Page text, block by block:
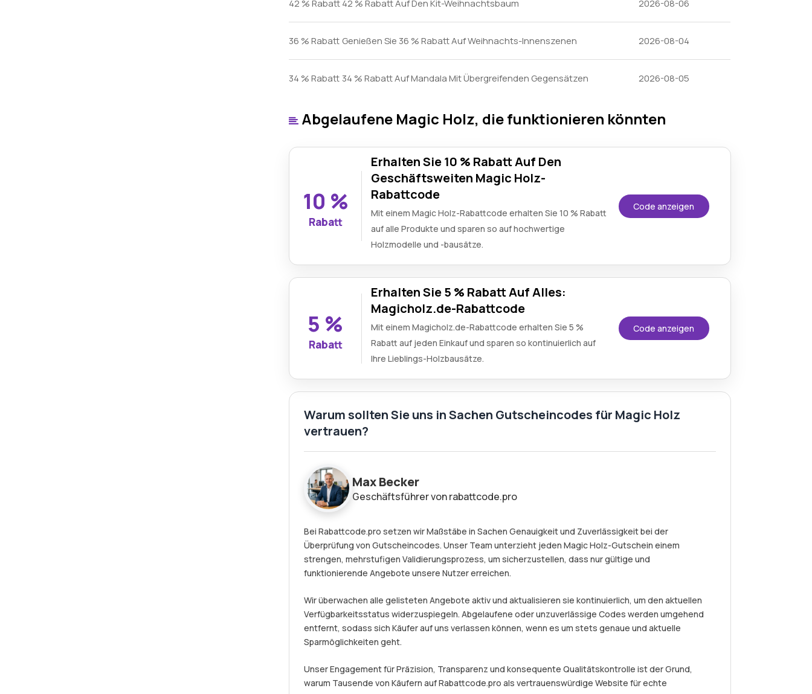
42 % Rabatt42 % Rabatt Auf Den Kit-Weihnachtsbaum 2026-08-06
36 % Rabatt Genießen Sie 36 % Rabatt Auf Weihnachts-Innenszenen 2026-08-04
34 % Rabatt 34 % Rabatt Auf Mandala Mit Übergreifenden Gegensätzen 2026-08-05
Abgelaufene Magic Holz, die funktionieren könnten
10 %
Rabatt
Erhalten Sie 10 % Rabatt Auf Den
Geschäftsweiten Magic Holz-
Rabattcode
Mit einem Magic Holz-Rabattcode erhalten Sie 10 % Rabatt
auf alle Produkte und sparen so auf hochwertige
Holzmodelle und -bausätze.
Code anzeigen
5 %
Rabatt
Erhalten Sie 5 % Rabatt Auf Alles:
Magicholz.de-Rabattcode
Mit einem Magicholz.de-Rabattcode erhalten Sie 5 %
Rabatt auf jeden Einkauf und sparen so kontinuierlich auf
Ihre Lieblings-Holzbausätze.
Code anzeigen
Warum sollten Sie uns in Sachen Gutscheincodes für Magic Holz
vertrauen?
Max Becker
Geschäftsführer von rabattcode.pro
Bei Rabattcode.pro setzen wir Maßstäbe in Sachen Genauigkeit und Zuverlässigkeit bei der
Überprüfung von Gutscheincodes. Unser Team unterzieht jeden Magic Holz-Gutschein einem
strengen, mehrstufigen Validierungsprozess, um sicherzustellen, dass nur gültige und
funktionierende Angebote unsere Nutzer erreichen.
Wir überwachen alle gelisteten Angebote aktiv und aktualisieren sie kontinuierlich, um den aktuellen
Verfügbarkeitsstatus widerzuspiegeln. Abgelaufene oder unzuverlässige Codes werden umgehend
entfernt, sodass sich Käufer auf uns verlassen können, wenn es um stets genaue und aktuelle
Sparmöglichkeiten geht.
Unser Engagement für Präzision, Transparenz und konsequente Qualitätskontrolle ist der Grund,
warum Tausende von Käufern auf Rabattcode.pro als vertrauenswürdige Website für echte